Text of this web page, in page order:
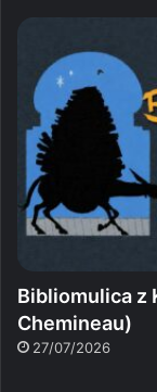
Bibliomulica z
Chemineau)
27/07/2026